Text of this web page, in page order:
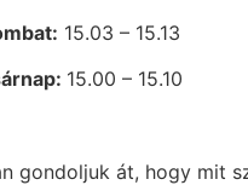
15.03 – 15.13
15.00 – 15.10
gondoljuk át, hogy mit